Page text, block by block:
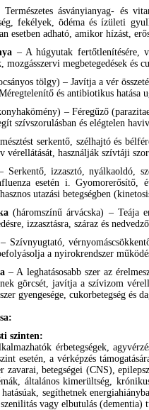
Természetes ásványianyag- és
fekélyek, ödéma és ízületi
esetben adható, amikor hízást,
– A húgyutak fertőtlenítésére,
mozgásszervi megbetegedések és
tölgy) – Javítja a vér
és antibiotikus hatása
– Féregűző
szívszorulásban és elégtelen
serkentő, szélhajtó és
vérellátását, használják szívtáji
Serkentő, izzasztó, nyálkaoldó,
esetén i. Gyomorerősítő,
utazási betegségben
(háromszínű árvácska) – Teája
izzasztásra, száraz és
– Szívnyugtató,
a nyirokrendszer
– A leghatásosabb szer az
görcsét, javítja a szívizom
gyengesége, cukorbetegség és
szinten:
érbetegségek,
esetén, a vérképzés
zavarai, betegségei (CNS),
általános kimerültség,
segíthetnek
vagy elbutulás (dementia)